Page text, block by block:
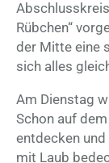
Rübchen“
der Mitte eine
sich alles
Am Dienstag
Schon auf
entdecken
mit Laub